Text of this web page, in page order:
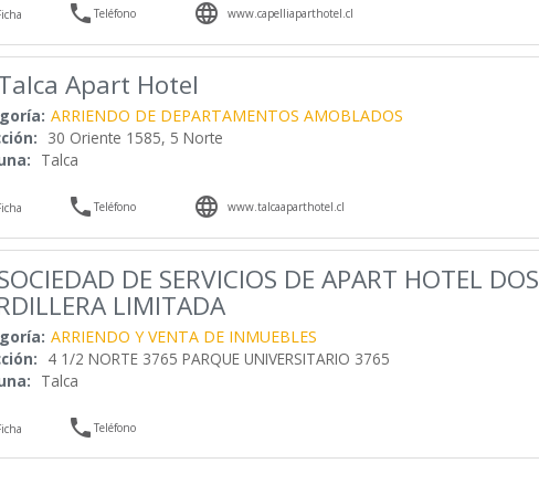
Teléfono  www.capelliaparthotel.cl
Apart Hotel
ARRIENDO DE DEPARTAMENTOS AMOBLADOS
30 Oriente 1585, 5 Norte
Talca
Teléfono  www.talcaaparthotel.cl
DE SERVICIOS DE APART HOTEL DOS
LIMITADA
ARRIENDO Y VENTA DE INMUEBLES
4 1/2 NORTE 3765 PARQUE UNIVERSITARIO 3765
Talca
Teléfono